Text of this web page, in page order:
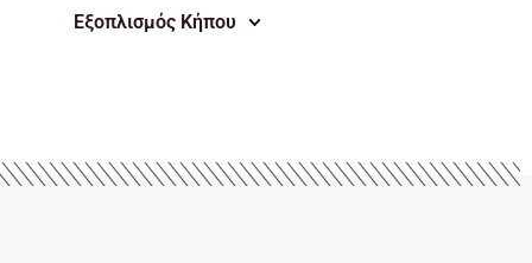
Εξοπλισμός Κήπου